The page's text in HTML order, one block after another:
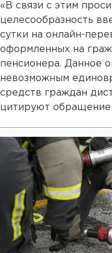
«В связи с этим
целесообразность
сутки на онлайн-
оформленных на
пенсионера. Данное
невозможным
средств граждан
цитируют обращение